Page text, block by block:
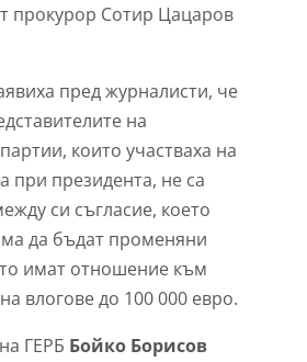
прокурор Сотир Цацаров
пред журналисти, че
на
които участваха на
при президента, не са
си съгласие, което
да бъдат променяни
имат отношение към
влогове до 100 000 евро.
ГЕРБ Бойко Борисов